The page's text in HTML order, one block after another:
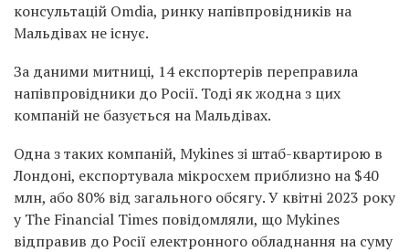
консультацій Omdia, ринку напівпровідників на
Мальдівах не існує.
За даними митниці, 14 експортерів переправила
напівпровідники до Росії. Тоді як жодна з цих
компаній не базується на Мальдівах.
Одна з таких компаній, Mykines зі штаб-квартирою в
Лондоні, експортувала мікросхем приблизно на $40
млн, або 80% від загального обсягу. У квітні 2023 року
у The Financial Times повідомляли, що Mykines
відправив до Росії електронного обладнання на суму